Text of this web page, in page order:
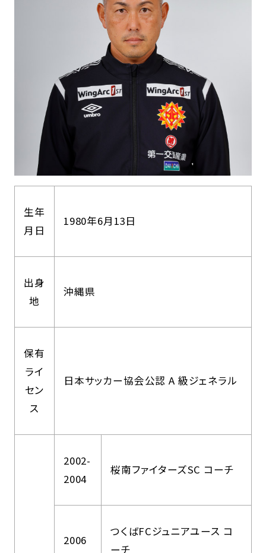
生年
月日
1980年6月13日
出身
地
沖縄県
保有
ライ
セン
ス
日本サッカー協会公認 A 級ジェネラル
2002-
2004
桜南ファイターズSC コーチ
2006
つくばFCジュニアユース コ
ーチ